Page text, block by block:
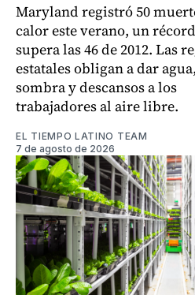
Maryland registró 50
calor este verano, un
supera las 46 de 2012. Las
estatales obligan a dar agua,
sombra y descansos a los
trabajadores al aire libre.
EL TIEMPO LATINO TEAM
7 de agosto de 2026